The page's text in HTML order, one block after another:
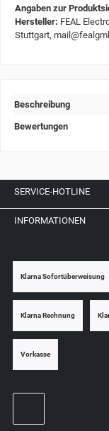
Angaben zur
Hersteller: FEAL
Stuttgart,
Beschreibung
Bewertungen
SERVICE-HOTLINE
INFORMATIONEN
Klarna Sofortüberweisung
Klarna Rechnung
Vorkasse